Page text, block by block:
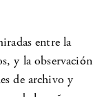
entre la
y la observación
de archivo y